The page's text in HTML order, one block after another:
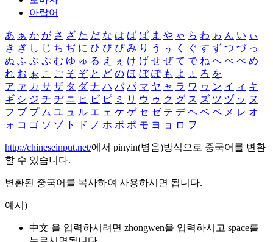
아랍어
あ ぁ か が さ ざ た だ な は ば ぱ ま や ゃ ら わ ゎ ん い ぃ
き ぎ し じ ち ぢ に ひ び ぴ み り う ぅ く ぐ す ず つ づ っ
ぬ ふ ぶ ぷ む ゆ ゅ る え ぇ け げ せ ぜ て で ね へ べ ぺ め
れ お ぉ こ ご そ ぞ と ど の ほ ぼ ぽ も よ ょ ろ を
ア ァ カ サ ザ タ ダ ナ ハ バ パ マ ヤ ャ ラ ワ ヮ ン イ ィ キ
ギ シ ジ チ ヂ ニ ヒ ビ ピ ミ リ ウ ゥ ク グ ス ズ ツ ヅ ッ ヌ
フ ブ プ ム ユ ュ ル エ ェ ケ ゲ セ ゼ テ デ ヘ ベ ペ メ レ オ
ォ コ ゴ ソ ゾ ト ド ノ ホ ボ ポ モ ヨ ョ ロ ヲ ―
http://chineseinput.net/에서 pinyin(병음)방식으로 중국어를 변환
할 수 있습니다.
변환된 중국어를 복사하여 사용하시면 됩니다.
예시)
中文 을 입력하시려면 zhongwen을 입력하시고 space를